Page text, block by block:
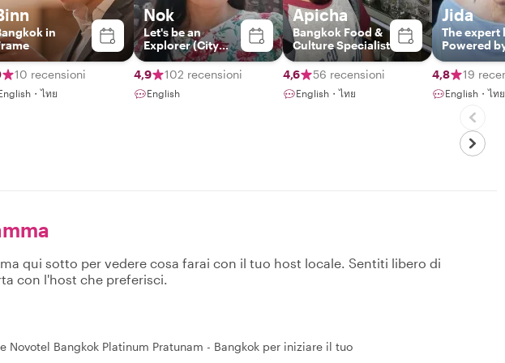
in
10 recensioni
・ไทย
Nok
Let's be an
Explorer (City
and Nature)
4,9
102 recensioni
English
Apicha
Bangkok Food &
Culture Specialist
4,6 56 recensioni
English・ไทย
Jida
The expert
Powered
vibe
4,8
19
English・ไทย
qui sotto per vedere cosa farai con il tuo host locale. Sentiti libero di
con l'host che preferisci.
Novotel Bangkok Platinum Pratunam - Bangkok per iniziare il tuo